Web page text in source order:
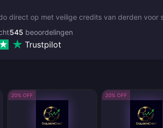
direct op met veilige credits van derden
545 beoordelingen
Trustpilot
20% OFF 20% OFF